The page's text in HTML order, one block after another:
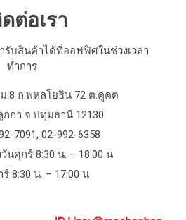
ต่อเรา
รับสินค้าได้ที่ออฟฟิศในช่วงเวลา
ทำการ
.8 ถ.พหลโยธิน 72 ต.คูคต
า จ.ปทุมธานี 12130
7091, 02-992-6358
นศุกร์ 8:30 น. – 18:00 น
ร์ 8:30 น. – 17:00 น